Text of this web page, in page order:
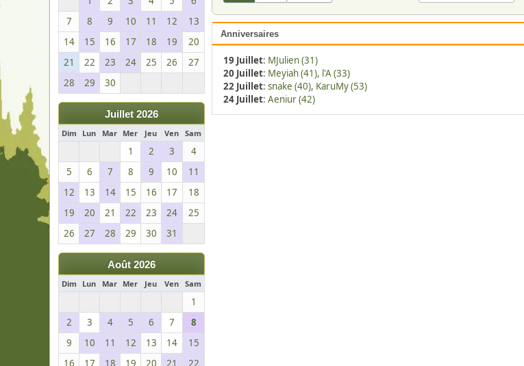
7
8 9 10 11 12
13
14
15 16 17 18 19
20
21
22 23 24 25 26
27
28
29 30
Juillet 2026
Dim Lun Mar Mer Jeu Ven Sam
1 2 3
4
5
6 7 8 9 10
11
12
13 14 15 16 17
18
19
20 21 22 23 24
25
26
27 28 29 30 31
Août 2026
Dim Lun Mar Mer Jeu Ven Sam
1
2
3 4 5 6 7
8
9
10 11 12 13 14
15
16
17 18 19 20 21 22
Anniversaires
19 Juillet: MJulien (31)
20 Juillet: Meyiah (41), l'A (33)
22 Juillet: snake (40), KaruMy (53)
24 Juillet: Aeniur (42)